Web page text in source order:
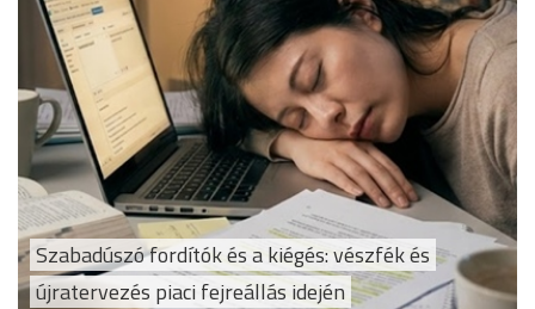
Szabadúszó fordítók és a kiégés: vészfék és
újratervezés piaci fejreállás idején